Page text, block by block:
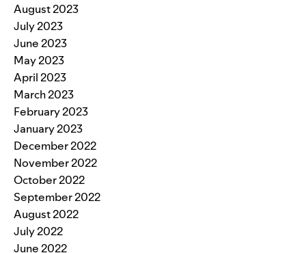
August 2023
July 2023
June 2023
May 2023
April 2023
March 2023
February 2023
January 2023
December 2022
November 2022
October 2022
September 2022
August 2022
July 2022
June 2022